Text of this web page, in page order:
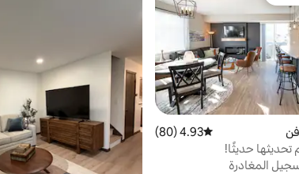
متوسط التقييم 4.93 من 5، 80 مراجعات
4.93 (80)
حديثًا!
المغادرة